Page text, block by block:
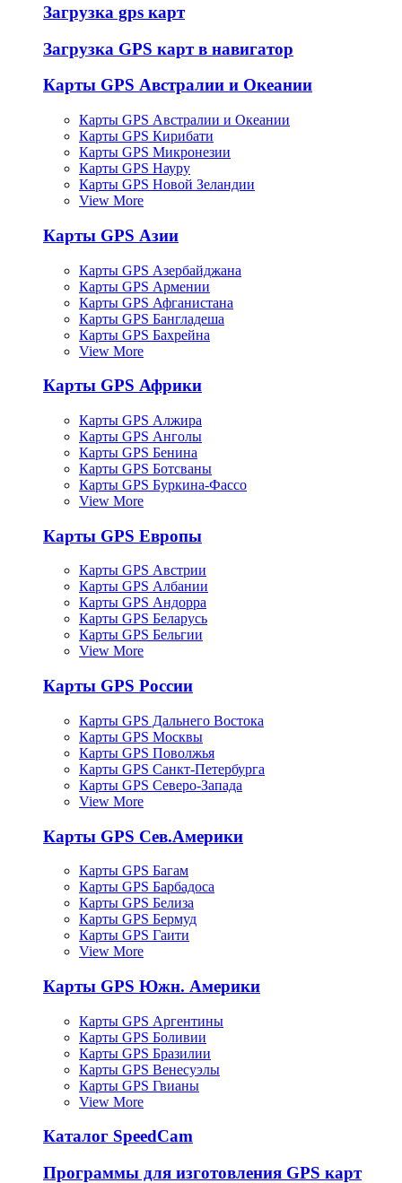
Загрузка gps карт
Загрузка GPS карт в навигатор
Карты GPS Австралии и Океании
Карты GPS Австралии и Океании
Карты GPS Кирибати
Карты GPS Микронезии
Карты GPS Науру
Карты GPS Новой Зеландии
View More
Карты GPS Азии
Карты GPS Азербайджана
Карты GPS Армении
Карты GPS Афганистана
Карты GPS Бангладеша
Карты GPS Бахрейна
View More
Карты GPS Африки
Карты GPS Алжира
Карты GPS Анголы
Карты GPS Бенина
Карты GPS Ботсваны
Карты GPS Буркина-Фассо
View More
Карты GPS Европы
Карты GPS Австрии
Карты GPS Албании
Карты GPS Андорра
Карты GPS Беларусь
Карты GPS Бельгии
View More
Карты GPS России
Карты GPS Дальнего Востока
Карты GPS Москвы
Карты GPS Поволжья
Карты GPS Санкт-Петербурга
Карты GPS Северо-Запада
View More
Карты GPS Сев.Америки
Карты GPS Багам
Карты GPS Барбадоса
Карты GPS Белиза
Карты GPS Бермуд
Карты GPS Гаити
View More
Карты GPS Южн. Америки
Карты GPS Аргентины
Карты GPS Боливии
Карты GPS Бразилии
Карты GPS Венесуэлы
Карты GPS Гвианы
View More
Каталог SpeedCam
Программы для изготовления GPS карт